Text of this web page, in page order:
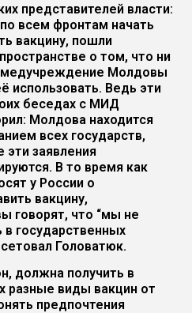
представителей власти:
всем фронтам начать
вакцину, пошли
о том, что ни
медучреждение Молдовы
использовать. Ведь эти
беседах с МИД
Молдова находится
всех государств,
эти заявления
В то время как
у России о
вакцину,
говорят, что “мы не
государственных
Головатюк.
должна получить в
разные виды вакцин от
предпочтения